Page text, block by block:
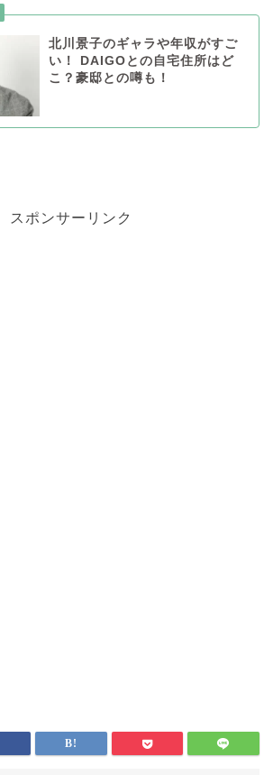
北川景子のギャラや年収がすご
い！ DAIGOとの自宅住所はど
こ？豪邸との噂も！
スポンサーリンク